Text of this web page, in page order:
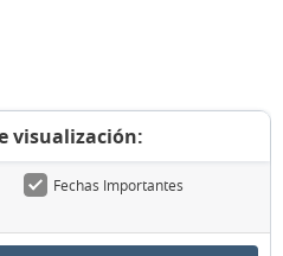
visualización:
Fechas Importantes